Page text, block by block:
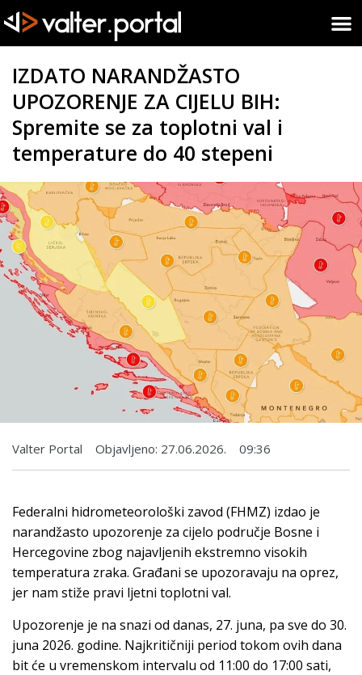
IZDATO NARANDŽASTO
UPOZORENJE ZA CIJELU BIH:
Spremite se za toplotni val i
temperature do 40 stepeni
Valter Portal Objavljeno: 27.06.2026. 09:36
Federalni hidrometeorološki zavod (FHMZ) izdao je
narandžasto upozorenje za cijelo područje Bosne i
Hercegovine zbog najavljenih ekstremno visokih
temperatura zraka. Građani se upozoravaju na oprez,
jer nam stiže pravi ljetni toplotni val.
Upozorenje je na snazi od danas, 27. juna, pa sve do 30.
juna 2026. godine. Najkritičniji period tokom ovih dana
bit će u vremenskom intervalu od 11:00 do 17:00 sati,